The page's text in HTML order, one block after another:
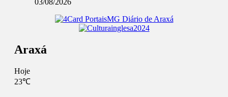
03/08/2026
Araxá
Hoje
23℃